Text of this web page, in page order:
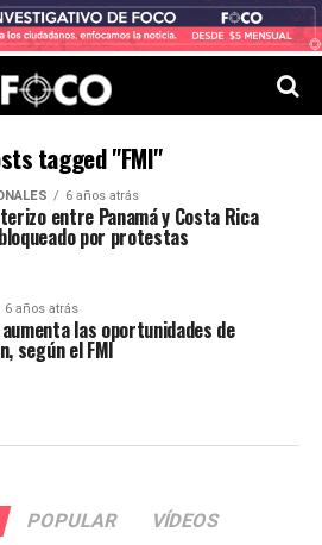
tagged "FMI"
6 años atrás
entre Panamá y Costa Rica
por protestas
6 años atrás
aumenta las oportunidades de
según el FMI
POPULAR VÍDEOS